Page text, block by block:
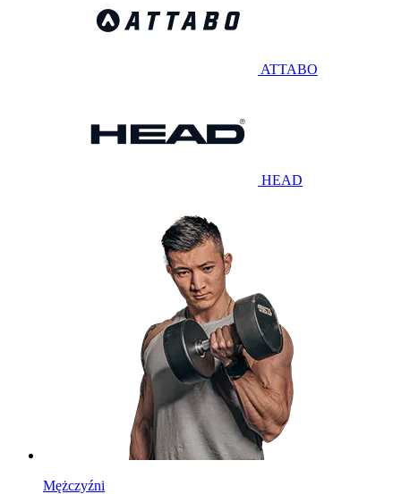
ATTABO
HEAD
Mężczyźni